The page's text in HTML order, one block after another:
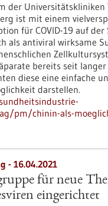
der Universitätskliniken
ist mit einem
für COVID-19 auf der
als antiviral wirksame
bereits seit
diese eine einfache
darstellen.
pm/chinin-als-
- 16.04.2021
für neue
eingerichtet